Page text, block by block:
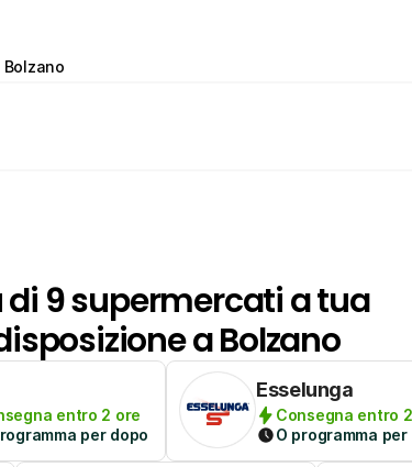
di 9 supermercati a tua
a Bolzano
entro 2 ore
per dopo
Esselunga
Consegna entro
O programma per